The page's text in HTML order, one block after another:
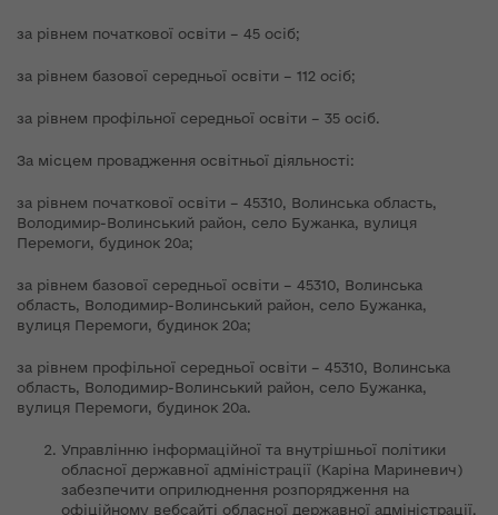
за рівнем початкової освіти – 45 осіб;
за рівнем базової середньої освіти – 112 осіб;
за рівнем профільної середньої освіти – 35 осіб.
За місцем провадження освітньої діяльності:
за рівнем початкової освіти – 45310, Волинська область,
Володимир-Волинський район, село Бужанка, вулиця
Перемоги, будинок 20а;
за рівнем базової середньої освіти – 45310, Волинська
область, Володимир-Волинський район, село Бужанка,
вулиця Перемоги, будинок 20а;
за рівнем профільної середньої освіти – 45310, Волинська
область, Володимир-Волинський район, село Бужанка,
вулиця Перемоги, будинок 20а.
Управлінню інформаційної та внутрішньої політики
обласної державної адміністрації (Каріна Мариневич)
забезпечити оприлюднення розпорядження на
офіційному вебсайті обласної державної адміністрації.